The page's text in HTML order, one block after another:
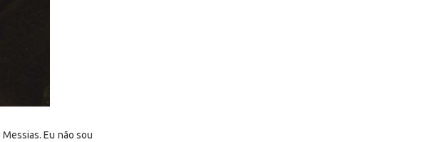
Eu não sou